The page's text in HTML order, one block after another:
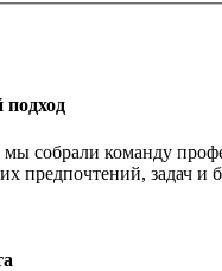
мы собрали команду
предпочтений, задач и